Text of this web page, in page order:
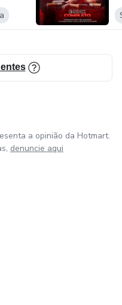
a opinião da Hotmart.
denuncie aqui